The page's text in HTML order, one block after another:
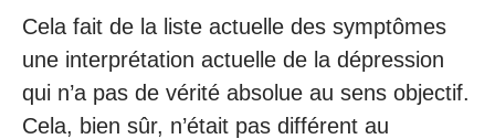
Cela fait de la liste actuelle des symptômes
une interprétation actuelle de la dépression
qui n’a pas de vérité absolue au sens objectif.
Cela, bien sûr, n’était pas différent au